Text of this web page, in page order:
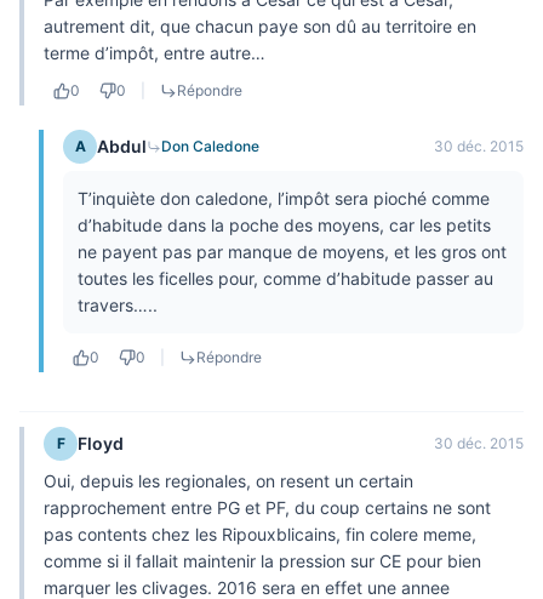
autrement dit, que chacun paye son dû au territoire en
terme d’impôt, entre autre…
0 0 Répondre
A Abdul Don Caledone 30 déc. 2015
T’inquiète don caledone, l’impôt sera pioché comme
d’habitude dans la poche des moyens, car les petits
ne payent pas par manque de moyens, et les gros ont
toutes les ficelles pour, comme d’habitude passer au
travers…..
0 0 Répondre
F Floyd 30 déc. 2015
Oui, depuis les regionales, on resent un certain
rapprochement entre PG et PF, du coup certains ne sont
pas contents chez les Ripouxblicains, fin colere meme,
comme si il fallait maintenir la pression sur CE pour bien
marquer les clivages. 2016 sera en effet une annee